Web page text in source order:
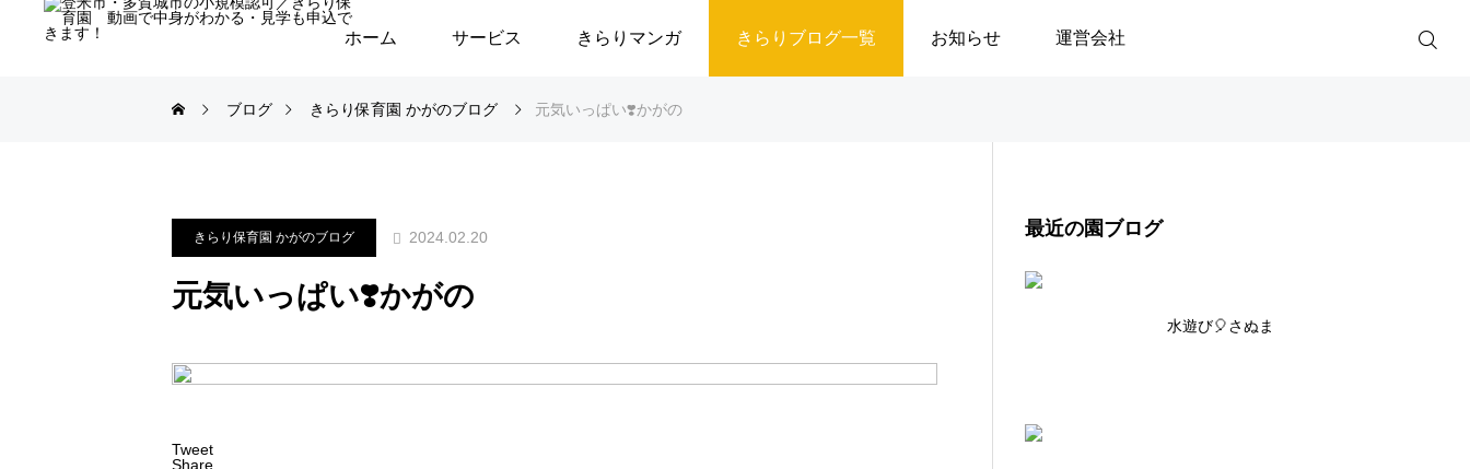
ホーム サービス きらりマンガ きらりブログ一覧 お知らせ 運営会社
ブログ きらり保育園 かがのブログ 元気いっぱい❣️かがの
きらり保育園 かがのブログ 2024.02.20
元気いっぱい❣️かがの
Tweet
Share
最近の園ブログ
水遊び🎈さぬま